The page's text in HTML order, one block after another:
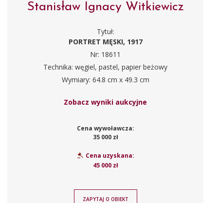
Stanisław Ignacy Witkiewicz
Tytuł:
PORTRET MĘSKI, 1917
Nr: 18611
Technika: węgiel, pastel, papier beżowy
Wymiary: 64.8 cm x 49.3 cm
Zobacz wyniki aukcyjne
Cena wywoławcza:
35 000 zł
Cena uzyskana:
45 000 zł
ZAPYTAJ O OBIEKT